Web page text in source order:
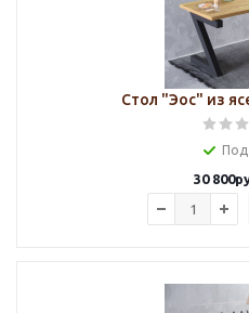
Стол "Эос" из
Под
30 800